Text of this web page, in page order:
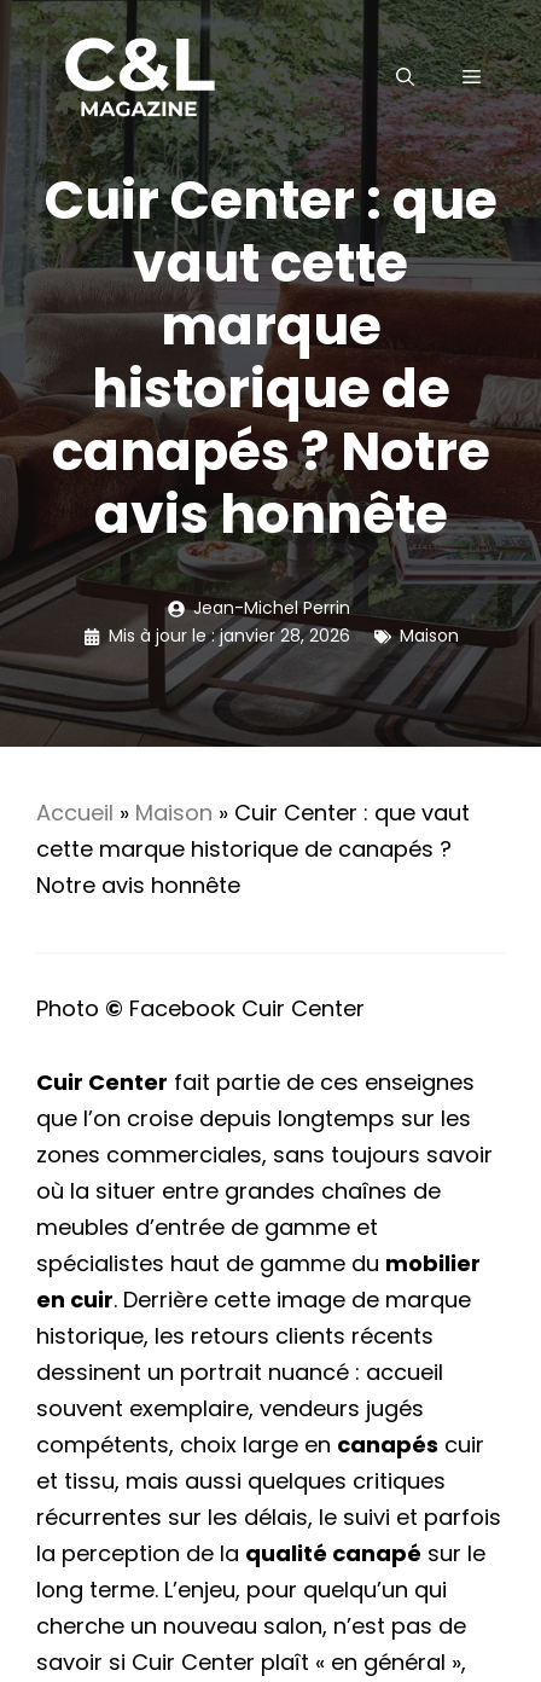
Aller
au
contenu
MENU
Cuir Center : que
vaut cette
marque
historique de
canapés ? Notre
avis honnête
Jean-Michel Perrin
Mis à jour le :janvier 28, 2026 Maison
Accueil » Maison » Cuir Center : que vaut
cette marque historique de canapés ?
Notre avis honnête
Photo © Facebook Cuir Center
Cuir Center fait partie de ces enseignes
que l’on croise depuis longtemps sur les
zones commerciales, sans toujours savoir
où la situer entre grandes chaînes de
meubles d’entrée de gamme et
spécialistes haut de gamme du mobilier
en cuir. Derrière cette image de marque
historique, les retours clients récents
dessinent un portrait nuancé : accueil
souvent exemplaire, vendeurs jugés
compétents, choix large en canapés cuir
et tissu, mais aussi quelques critiques
récurrentes sur les délais, le suivi et parfois
la perception de la qualité canapé sur le
long terme. L’enjeu, pour quelqu’un qui
cherche un nouveau salon, n’est pas de
savoir si Cuir Center plaît « en général »,